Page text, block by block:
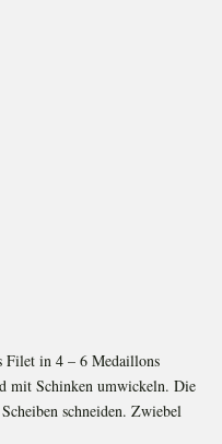
Filet in 4 – 6 Medaillons
mit Schinken umwickeln. Die
schneiden. Zwiebel